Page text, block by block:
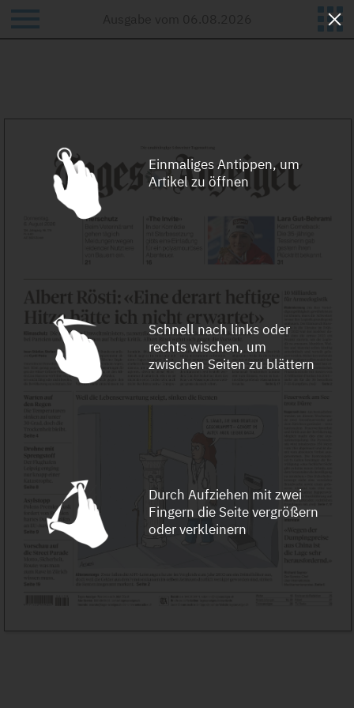
Einmaliges Antippen, um
Artikel zu öffnen
Schnell nach links oder
rechts wischen, um
zwischen Seiten zu blättern
Durch Aufziehen mit zwei
Fingern die Seite vergrößern
oder verkleinern